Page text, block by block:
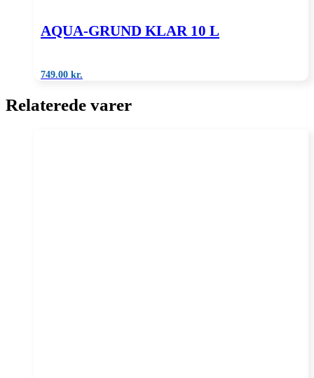
AQUA-GRUND KLAR 10 L
749.00 kr.
Relaterede varer